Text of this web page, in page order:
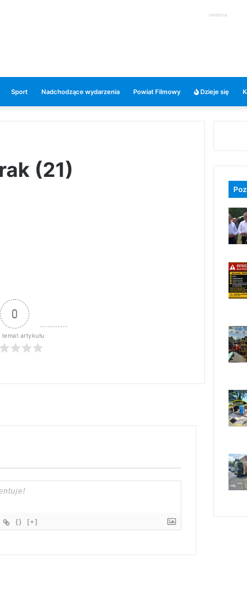
reklama
Sport Nadchodzące wydarzenia Powiat Filmowy Dzieje się
(21)
0
temat artykułu
{} [+]